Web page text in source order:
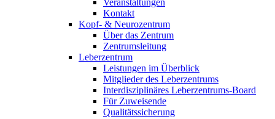
Veranstaltungen
Kontakt
Kopf- & Neurozentrum
Über das Zentrum
Zentrumsleitung
Leberzentrum
Leistungen im Überblick
Mitglieder des Leberzentrums
Interdisziplinäres Leberzentrums-Board
Für Zuweisende
Qualitätssicherung